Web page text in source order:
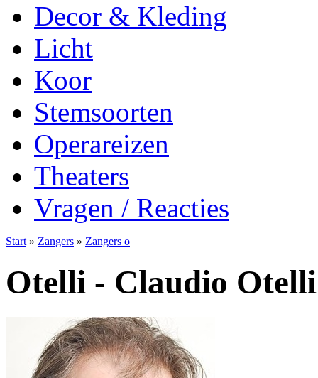
Decor & Kleding
Licht
Koor
Stemsoorten
Operareizen
Theaters
Vragen / Reacties
Start » Zangers » Zangers o
Otelli - Claudio Otelli